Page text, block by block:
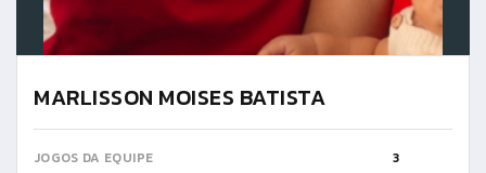
MARLISSON MOISES BATISTA
JOGOS DA EQUIPE
3